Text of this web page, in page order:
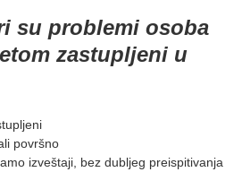
su problemi osoba
zastupljeni u
površno
izveštaji, bez dubljeg preispitivanja